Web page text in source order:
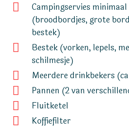
Campingservies
(broodbordjes, grote
bestek)
Bestek (vorken, lepels,
schilmesje)
Meerdere drinkbekers
Pannen (2 van
Fluitketel
Koffiefilter